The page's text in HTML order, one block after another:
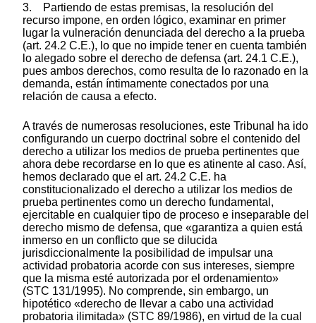
3. Partiendo de estas premisas, la resolución del
recurso impone, en orden lógico, examinar en primer
lugar la vulneración denunciada del derecho a la prueba
(art. 24.2 C.E.), lo que no impide tener en cuenta también
lo alegado sobre el derecho de defensa (art. 24.1 C.E.),
pues ambos derechos, como resulta de lo razonado en la
demanda, están íntimamente conectados por una
relación de causa a efecto.
A través de numerosas resoluciones, este Tribunal ha ido
configurando un cuerpo doctrinal sobre el contenido del
derecho a utilizar los medios de prueba pertinentes que
ahora debe recordarse en lo que es atinente al caso. Así,
hemos declarado que el art. 24.2 C.E. ha
constitucionalizado el derecho a utilizar los medios de
prueba pertinentes como un derecho fundamental,
ejercitable en cualquier tipo de proceso e inseparable del
derecho mismo de defensa, que «garantiza a quien está
inmerso en un conflicto que se dilucida
jurisdiccionalmente la posibilidad de impulsar una
actividad probatoria acorde con sus intereses, siempre
que la misma esté autorizada por el ordenamiento»
(STC 131/1995). No comprende, sin embargo, un
hipotético «derecho de llevar a cabo una actividad
probatoria ilimitada» (STC 89/1986), en virtud de la cual